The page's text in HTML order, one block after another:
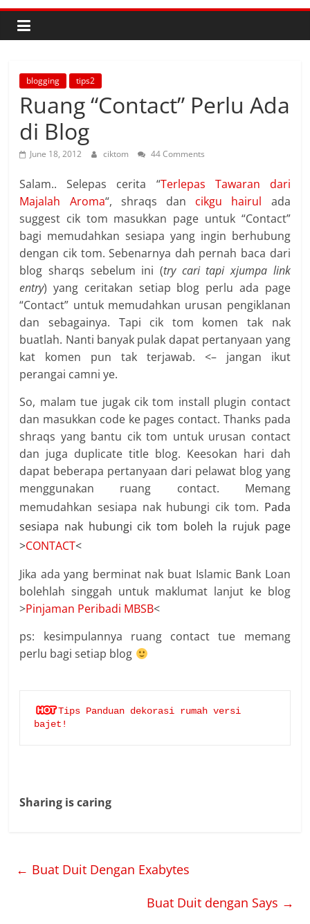
blogging tips2
Ruang “Contact” Perlu Ada
di Blog
June 18, 2012 ciktom 44 Comments
Salam.. Selepas cerita “Terlepas Tawaran dari
Majalah Aroma“, shraqs dan cikgu hairul ada
suggest cik tom masukkan page untuk “Contact”
bagi memudahkan sesiapa yang ingin berhubung
dengan cik tom. Sebenarnya dah pernah baca dari
blog sharqs sebelum ini (try cari tapi xjumpa link
entry) yang ceritakan setiap blog perlu ada page
“Contact” untuk memudahkan urusan pengiklanan
dan sebagainya. Tapi cik tom komen tak nak
buatlah. Nanti banyak pulak dapat pertanyaan yang
kat komen pun tak terjawab. <– jangan ikut
perangai camni ye.
So, malam tue jugak cik tom install plugin contact
dan masukkan code ke pages contact. Thanks pada
shraqs yang bantu cik tom untuk urusan contact
dan juga duplicate title blog. Keesokan hari dah
dapat beberapa pertanyaan dari pelawat blog yang
menggunakan ruang contact. Memang
memudahkan sesiapa nak hubungi cik tom. Pada
sesiapa nak hubungi cik tom boleh la rujuk page
>CONTACT<
Jika ada yang berminat nak buat Islamic Bank Loan
bolehlah singgah untuk maklumat lanjut ke blog
>Pinjaman Peribadi MBSB<
ps: kesimpulannya ruang contact tue memang
perlu bagi setiap blog
Tips Panduan dekorasi rumah versi
bajet!
Sharing is caring
← Buat Duit Dengan Exabytes
Buat Duit dengan Says →